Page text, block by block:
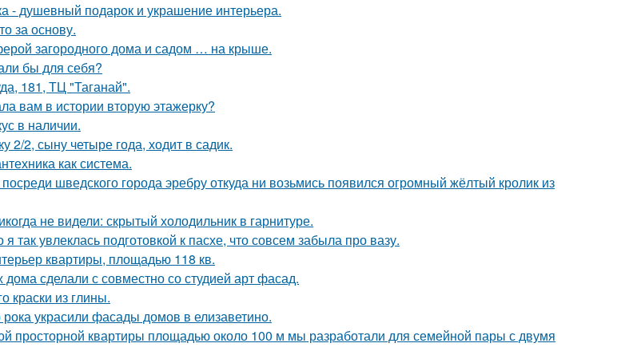
- душевный подарок и украшение интерьера.
за основу.
загородного дома и садом … на крыше.
бы для себя?
181, ТЦ "Таганай".
вам в истории вторую этажерку?
в наличии.
2/2, сыну четыре года, ходит в садик.
как система.
шведского города эребру откуда ни возьмись появился огромный жёлтый кролик из
не видели: скрытый холодильник в гарнитуре.
я так увлеклась подготовкой к пасхе, что совсем забыла про вазу.
квартиры, площадью 118 кв.
сделали с совместно со студией арт фасад.
краски из глины.
украсили фасады домов в елизаветино.
просторной квартиры площадью около 100 м мы разработали для семейной пары с двумя